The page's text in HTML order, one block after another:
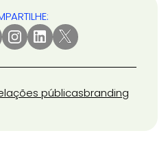
públicasbranding